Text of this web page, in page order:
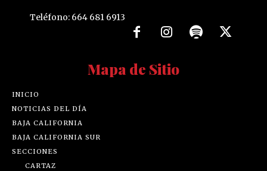
Teléfono: 664 681 6913
Mapa de Sitio
INICIO
NOTICIAS DEL DÍA
BAJA CALIFORNIA
BAJA CALIFORNIA SUR
SECCIONES
CARTAZ